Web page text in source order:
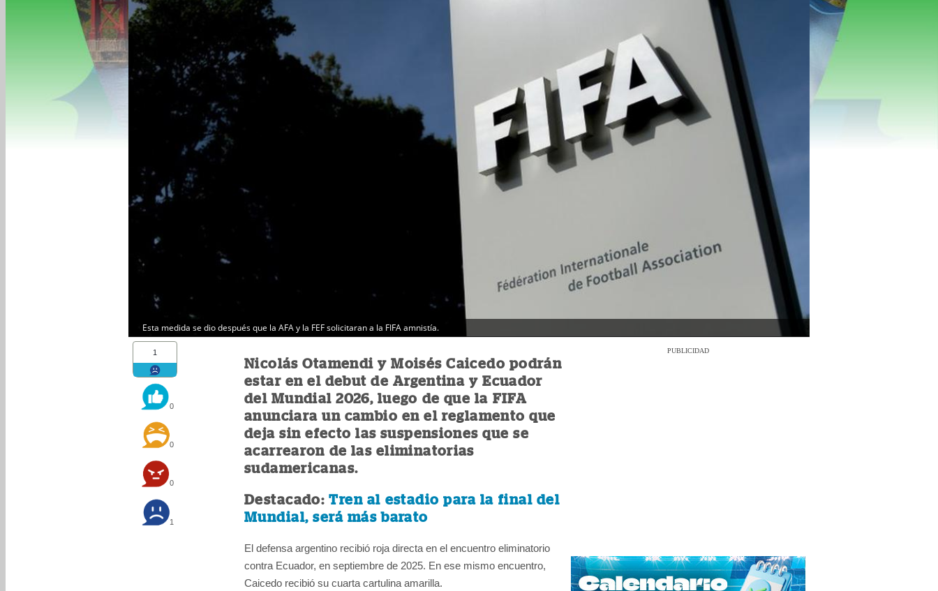
Esta medida se dio después que la AFA y la FEF solicitaran a la FIFA amnistía.
1
0
0
0
1
Nicolás Otamendi y Moisés Caicedo podrán
estar en el debut de Argentina y Ecuador
del Mundial 2026, luego de que la FIFA
anunciara un cambio en el reglamento que
deja sin efecto las suspensiones que se
acarrearon de las eliminatorias
sudamericanas.
Destacado:Tren al estadio para la final del
Mundial, será más barato
El defensa argentino recibió roja directa en el encuentro eliminatorio
contra Ecuador, en septiembre de 2025. En ese mismo encuentro,
Caicedo recibió su cuarta cartulina amarilla.
PUBLICIDAD